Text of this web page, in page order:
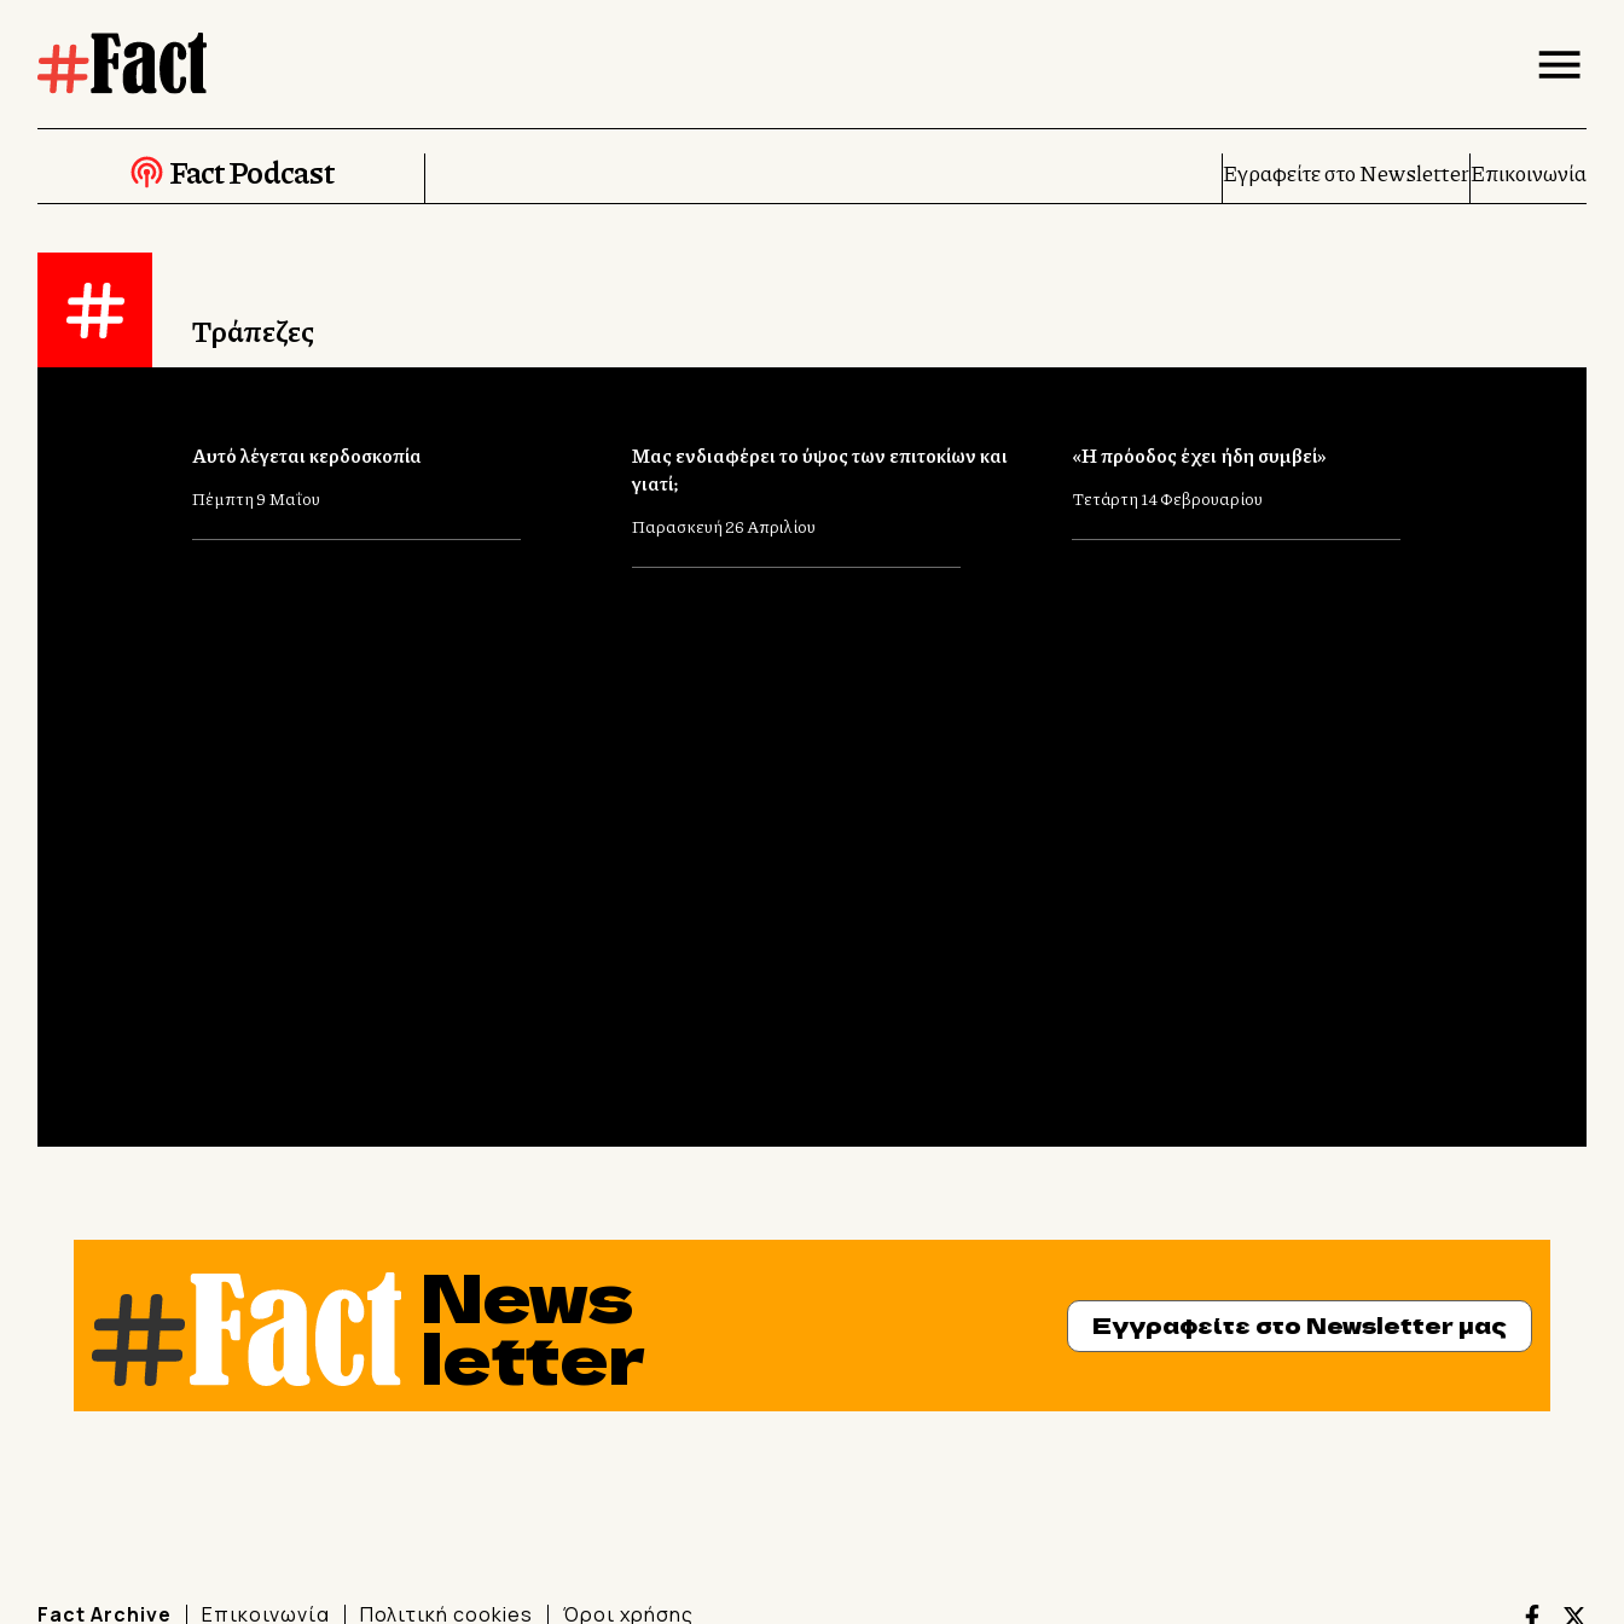
Fact Podcast Εγραφείτε στο NewsletterΕπικοινωνία
Τράπεζες
Αυτό λέγεται κερδοσκοπία
Πέμπτη 9 Μαΐου
Mας ενδιαφέρει το ύψος των επιτοκίων και
γιατί;
Παρασκευή 26 Απριλίου
«Η πρόοδος έχει ήδη συμβεί»
Τετάρτη 14 Φεβρουαρίου
News
letter Εγγραφείτε στο Newsletter μας
Fact Archive Επικοινωνία Πολιτική cookies Όροι χρήσης